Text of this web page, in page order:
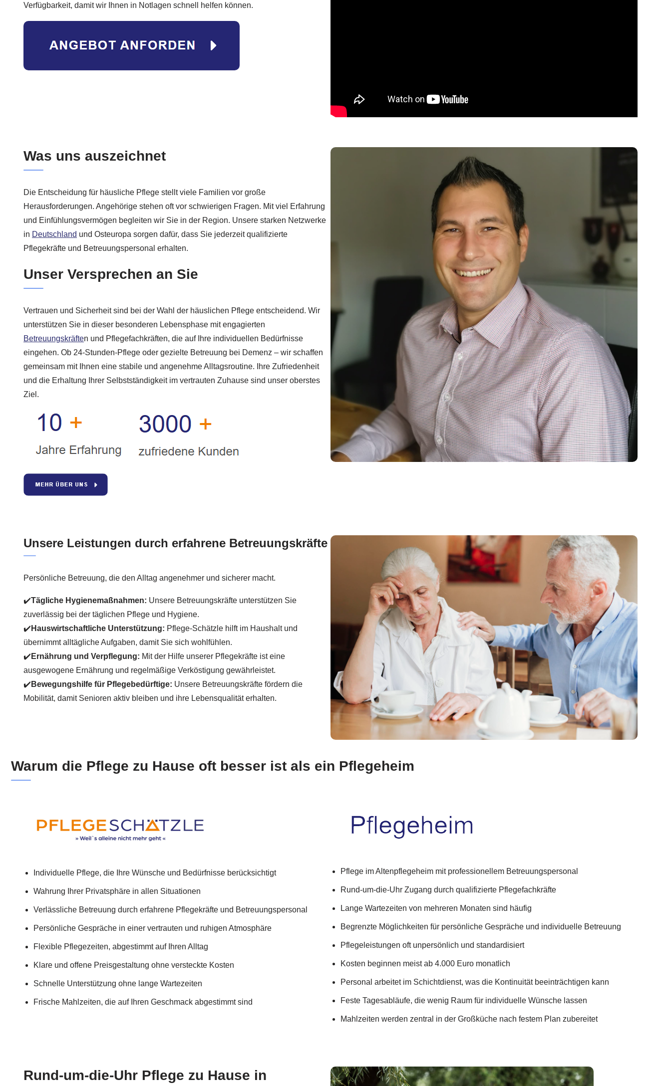
Verfügbarkeit, damit wir Ihnen in Notlagen schnell helfen können.
Was uns auszeichnet
Die Entscheidung für häusliche Pflege stellt viele Familien vor große
Herausforderungen. Angehörige stehen oft vor schwierigen Fragen. Mit viel Erfahrung
und Einfühlungsvermögen begleiten wir Sie in der Region. Unsere starken Netzwerke
in Deutschland und Osteuropa sorgen dafür, dass Sie jederzeit qualifizierte
Pflegekräfte und Betreuungspersonal erhalten.
Unser Versprechen an Sie
Vertrauen und Sicherheit sind bei der Wahl der häuslichen Pflege entscheidend. Wir
unterstützen Sie in dieser besonderen Lebensphase mit engagierten
Betreuungskräften und Pflegefachkräften, die auf Ihre individuellen Bedürfnisse
eingehen. Ob 24-Stunden-Pflege oder gezielte Betreuung bei Demenz – wir schaffen
gemeinsam mit Ihnen eine stabile und angenehme Alltagsroutine. Ihre Zufriedenheit
und die Erhaltung Ihrer Selbstständigkeit im vertrauten Zuhause sind unser oberstes
Ziel.
Unsere Leistungen durch erfahrene Betreuungskräfte
Persönliche Betreuung, die den Alltag angenehmer und sicherer macht.
✔️Tägliche Hygienemaßnahmen: Unsere Betreuungskräfte unterstützen Sie
zuverlässig bei der täglichen Pflege und Hygiene.
✔️ Hauswirtschaftliche Unterstützung: Pflege-Schätzle hilft im Haushalt und
übernimmt alltägliche Aufgaben, damit Sie sich wohlfühlen.
✔️ Ernährung und Verpflegung: Mit der Hilfe unserer Pflegekräfte ist eine
ausgewogene Ernährung und regelmäßige Verköstigung gewährleistet.
✔️ Bewegungshilfe für Pflegebedürftige: Unsere Betreuungskräfte fördern die
Mobilität, damit Senioren aktiv bleiben und ihre Lebensqualität erhalten.
Warum die Pflege zu Hause oft besser ist als ein Pflegeheim
Individuelle Pflege, die Ihre Wünsche und Bedürfnisse berücksichtigt
Wahrung Ihrer Privatsphäre in allen Situationen
Verlässliche Betreuung durch erfahrene Pflegekräfte und Betreuungspersonal
Persönliche Gespräche in einer vertrauten und ruhigen Atmosphäre
Flexible Pflegezeiten, abgestimmt auf Ihren Alltag
Klare und offene Preisgestaltung ohne versteckte Kosten
Schnelle Unterstützung ohne lange Wartezeiten
Frische Mahlzeiten, die auf Ihren Geschmack abgestimmt sind
Pflege im Altenpflegeheim mit professionellem Betreuungspersonal
Rund-um-die-Uhr Zugang durch qualifizierte Pflegefachkräfte
Lange Wartezeiten von mehreren Monaten sind häufig
Begrenzte Möglichkeiten für persönliche Gespräche und individuelle Betreuung
Pflegeleistungen oft unpersönlich und standardisiert
Kosten beginnen meist ab 4.000 Euro monatlich
Personal arbeitet im Schichtdienst, was die Kontinuität beeinträchtigen kann
Feste Tagesabläufe, die wenig Raum für individuelle Wünsche lassen
Mahlzeiten werden zentral in der Großküche nach festem Plan zubereitet
Rund-um-die-Uhr Pflege zu Hause in